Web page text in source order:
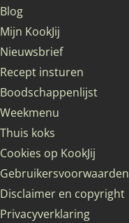
Blog
Mijn KookJij
Nieuwsbrief
Recept insturen
Boodschappenlijst
Weekmenu
Thuis koks
Cookies op KookJij
Gebruikersvoorwaarden
Disclaimer en copyright
Privacyverklaring